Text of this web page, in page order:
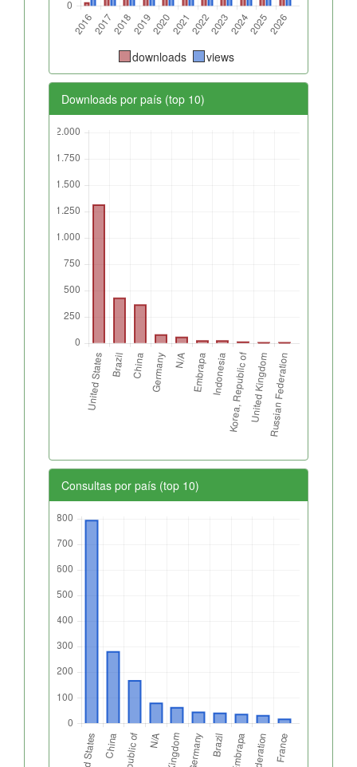
downloads views
Downloads por país (top 10)
Consultas por país (top 10)